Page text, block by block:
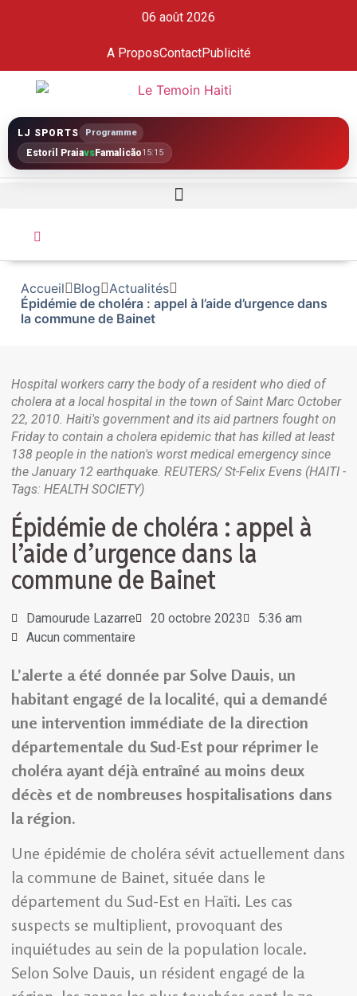
06 août 2026
A ProposContactPublicité
LJ SPORTS Programme
Estoril PraiavsFamalicão15:15
Accueil Blog
Actualités
Épidémie de choléra : appel à l’aide d’urgence dans
la commune de Bainet
Hospital workers carry the body of a resident who died of
cholera at a local hospital in the town of Saint Marc October
22, 2010. Haiti's government and its aid partners fought on
Friday to contain a cholera epidemic that has killed at least
138 people in the nation's worst medical emergency since
the January 12 earthquake. REUTERS/ St-Felix Evens (HAITI -
Tags: HEALTH SOCIETY)
Épidémie de choléra : appel à
l’aide d’urgence dans la
commune de Bainet
Damourude Lazarre 20 octobre 2023
5:36 am
Aucun commentaire
L’alerte a été donnée par Solve Dauis, un
habitant engagé de la localité, qui a demandé
une intervention immédiate de la direction
départementale du Sud-Est pour réprimer le
choléra ayant déjà entraîné au moins deux
décès et de nombreuses hospitalisations dans
la région.
Une épidémie de choléra sévit actuellement dans
la commune de Bainet, située dans le
département du Sud-Est en Haïti. Les cas
suspects se multiplient, provoquant des
inquiétudes au sein de la population locale.
Selon Solve Dauis, un résident engagé de la